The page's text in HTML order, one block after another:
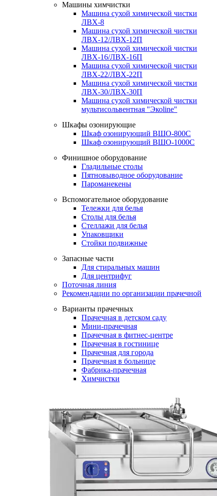
Машины химчистки
Машина сухой химической чистки
ЛВХ-8
Машина сухой химической чистки
ЛВХ-12/ЛВХ-12П
Машина сухой химической чистки
ЛВХ-16/ЛВХ-16П
Машина сухой химической чистки
ЛВХ-22/ЛВХ-22П
Машина сухой химической чистки
ЛВХ-30/ЛВХ-30П
Машина сухой химической чистки
мультисольвентная "Экоline"
Шкафы озонирующие
Шкаф озонирующий ВШО-800С
Шкаф озонирующий ВШО-1000С
Финишное оборудование
Гладильные столы
Пятновыводное оборудование
Пароманекены
Вспомогательное оборудование
Тележки для белья
Столы для белья
Стеллажи для белья
Упаковщики
Стойки подвижные
Запасные части
Для стиральных машин
Для центрифуг
Поточная линия
Рекомендации по организации прачечной
Варианты прачечных
Прачечная в детском саду
Мини-прачечная
Прачечная в фитнес-центре
Прачечная в гостинице
Прачечная для города
Прачечная в больнице
Фабрика-прачечная
Химчистки